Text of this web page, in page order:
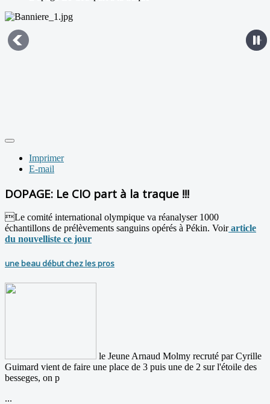
Imprimer
E-mail
DOPAGE: Le CIO part à la traque !!!
Le comité international olympique va réanalyser 1000
échantillons de prélèvements sanguins opérés à Pékin. Voir article
du nouvelliste ce jour
une beau début chez les pros
le Jeune Arnaud Molmy recruté par Cyrille
Guimard vient de faire une place de 3 puis une de 2 sur l'étoile des
besseges, on p
...